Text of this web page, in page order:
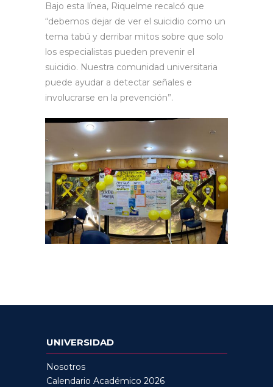
Bajo esta línea, Riquelme recalcó que
“debemos dejar de ver el suicidio como un
tema tabú y derribar mitos sobre que solo
los especialistas pueden prevenir el
suicidio. Nuestra comunidad universitaria
puede ayudar a detectar señales e
involucrarse en la prevención”.
UNIVERSIDAD
Nosotros
Calendario Académico 2026